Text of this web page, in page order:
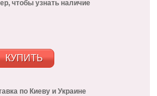
чтобы узнать наличие
КУПИТЬ
по Киеву и Украине